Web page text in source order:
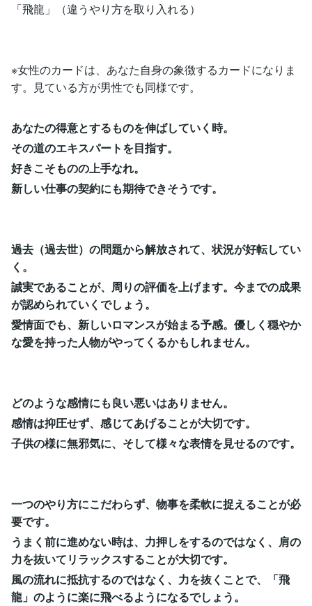
「飛龍」（違うやり方を取り入れる）
※女性のカードは、あなた自身の象徴するカードになりま
す。見ている方が男性でも同様です。
あなたの得意とするものを伸ばしていく時。
その道のエキスパートを目指す。
好きこそものの上手なれ。
新しい仕事の契約にも期待できそうです。
過去（過去世）の問題から解放されて、状況が好転してい
く。
誠実であることが、周りの評価を上げます。今までの成果
が認められていくでしょう。
愛情面でも、新しいロマンスが始まる予感。優しく穏やか
な愛を持った人物がやってくるかもしれません。
どのような感情にも良い悪いはありません。
感情は抑圧せず、感じてあげることが大切です。
子供の様に無邪気に、そして様々な表情を見せるのです。
一つのやり方にこだわらず、物事を柔軟に捉えることが必
要です。
うまく前に進めない時は、力押しをするのではなく、肩の
力を抜いてリラックスすることが大切です。
風の流れに抵抗するのではなく、力を抜くことで、「飛
龍」のように楽に飛べるようになるでしょう。